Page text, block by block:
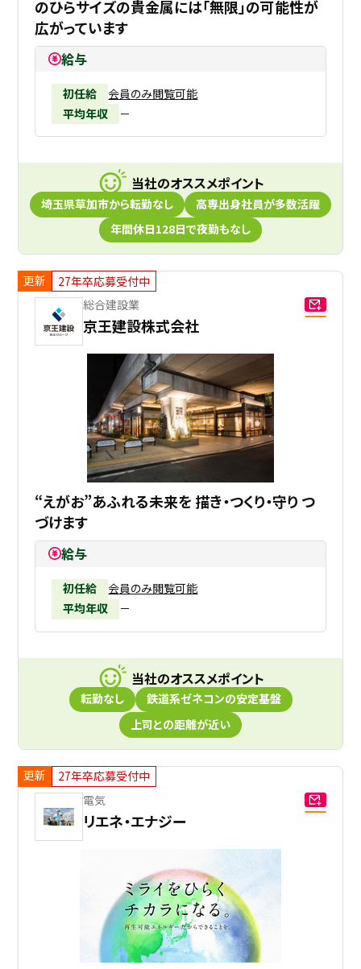
のひらサイズの貴金属には「無限」の可能性が
広がっています
給与
初任給
会員のみ閲覧可能
平均年収
－
当社のオススメポイント
埼玉県草加市から転勤なし
高専出身社員が多数活躍
年間休日128日で夜勤もなし
更新
27年卒応募受付中
総合建設業
京王建設株式会社
“えがお”あふれる未来を 描き・つくり・守り つ
づけます
給与
初任給
会員のみ閲覧可能
平均年収
－
当社のオススメポイント
転勤なし
鉄道系ゼネコンの安定基盤
上司との距離が近い
更新
27年卒応募受付中
電気
リエネ・エナジー